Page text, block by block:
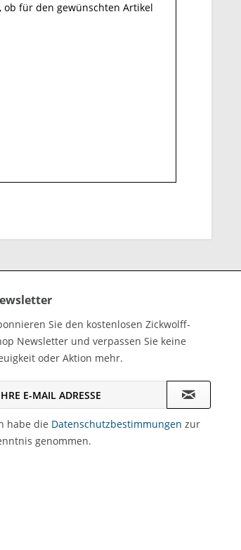
für den gewünschten Artikel
Sie den kostenlosen Zickwolff-
Newsletter und verpassen Sie keine
oder Aktion mehr.
habe die Datenschutzbestimmungen zur
genommen.